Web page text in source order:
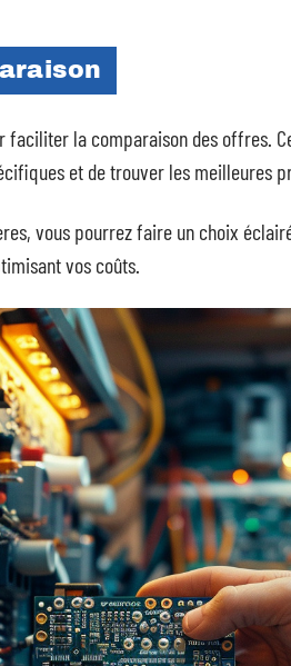
faciliter la comparaison des offres.
et de trouver les meilleures
vous pourrez faire un choix
vos coûts.